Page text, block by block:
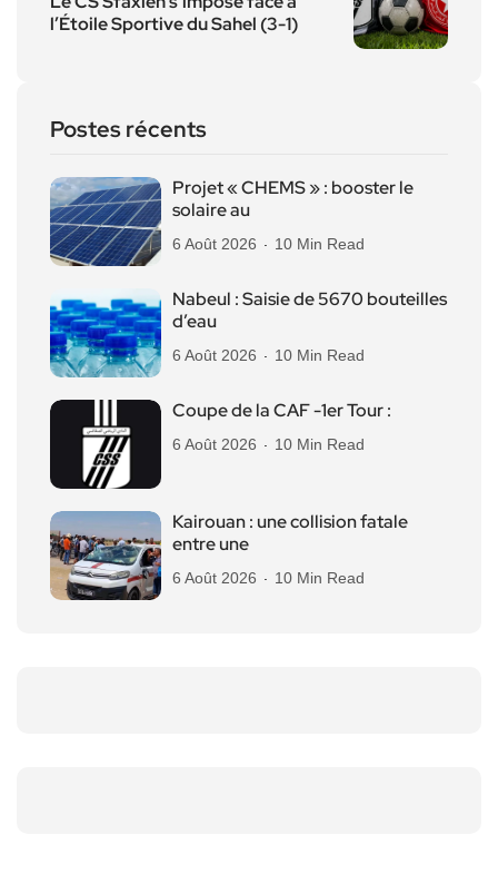
l’Étoile Sportive du Sahel (3-1)
Postes récents
Projet « CHEMS » : booster le
solaire au
6 Août 2026 10 Min Read
Nabeul : Saisie de 5670 bouteilles
d’eau
6 Août 2026 10 Min Read
Coupe de la CAF -1er Tour :
6 Août 2026 10 Min Read
Kairouan : une collision fatale
entre une
6 Août 2026 10 Min Read